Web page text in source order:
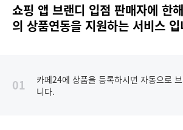
쇼핑 앱 브랜디 입점 판매자에 한
의 상품연동을 지원하는 서비스
01
카페24에 상품을 등록하시면 자동으로
니다.